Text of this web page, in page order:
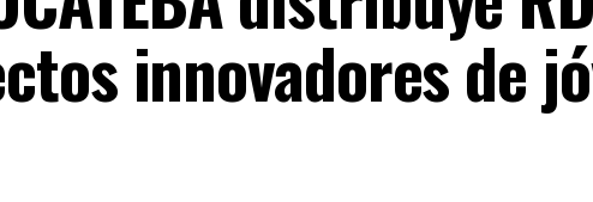
innovadores de